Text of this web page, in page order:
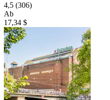
4,5 (306)
Ab
17,34 $